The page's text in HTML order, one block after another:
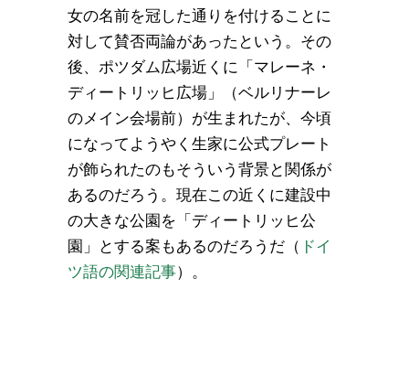
女の名前を冠した通りを付けることに
対して賛否両論があったという。その
後、ポツダム広場近くに「マレーネ・
ディートリッヒ広場」（ベルリナーレ
のメイン会場前）が生まれたが、今頃
になってようやく生家に公式プレート
が飾られたのもそういう背景と関係が
あるのだろう。現在この近くに建設中
の大きな公園を「ディートリッヒ公
園」とする案もあるのだろうだ（ ドイ
ツ語の関連記事）。